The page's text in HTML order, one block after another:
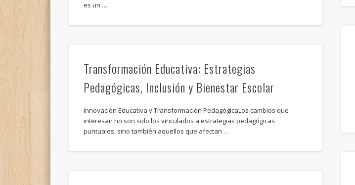
es un …
Transformación Educativa: Estrategias
Pedagógicas, Inclusión y Bienestar Escolar
Innovación Educativa y Transformación PedagógicaLos cambios que
interesan no son solo los vinculados a estrategias pedagógicas
puntuales, sino también aquellos que afectan …